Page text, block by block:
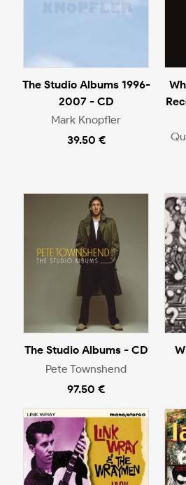
The Studio Albums 1996-
2007 - CD
Mark Knopfler
39.50 €
The Studio Albums - CD
Pete Townshend
97.50 €